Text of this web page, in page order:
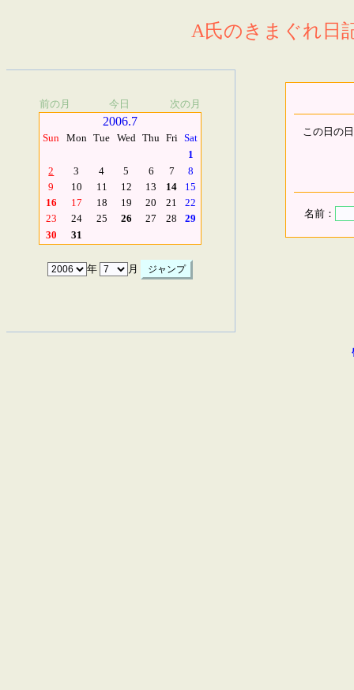
A氏のきまぐれ日
前の月 今日 次の月
2006.7
Sun Mon Tue Wed Thu Fri Sat
1
2
3 4 5 6 7
8
9
10 11 12 13 14
15
16
17 18 19 20 21
22
23
24 25 26 27 28
29
30
31
年 月
この日の
名前：